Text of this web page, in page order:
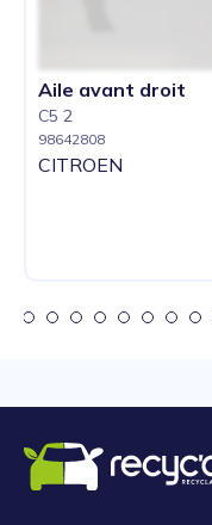
Aile avant droit
C5 2
98642808
CITROEN